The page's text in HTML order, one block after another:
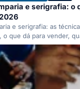
e serigrafia: o
e serigrafia: as
o que dá para vender,